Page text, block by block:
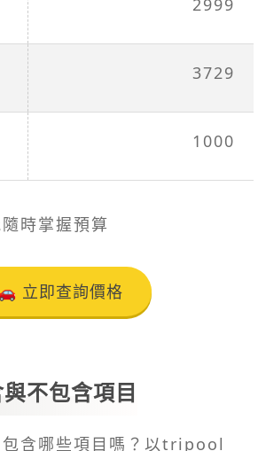
2999
3729
1000
時掌握預算
立即查詢價格
不包含項目
包含哪些項目嗎？以tripool